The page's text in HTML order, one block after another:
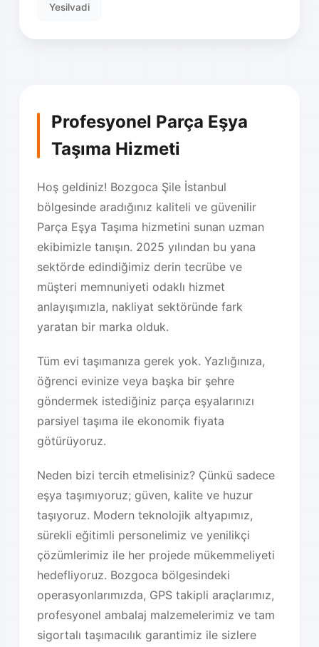
Profesyonel Parça Eşya
Taşıma Hizmeti
Hoş geldiniz! Bozgoca Şile İstanbul
bölgesinde aradığınız kaliteli ve güvenilir
Parça Eşya Taşıma hizmetini sunan uzman
ekibimizle tanışın. 2025 yılından bu yana
sektörde edindiğimiz derin tecrübe ve
müşteri memnuniyeti odaklı hizmet
anlayışımızla, nakliyat sektöründe fark
yaratan bir marka olduk.
Tüm evi taşımanıza gerek yok. Yazlığınıza,
öğrenci evinize veya başka bir şehre
göndermek istediğiniz parça eşyalarınızı
parsiyel taşıma ile ekonomik fiyata
götürüyoruz.
Neden bizi tercih etmelisiniz? Çünkü sadece
eşya taşımıyoruz; güven, kalite ve huzur
taşıyoruz. Modern teknolojik altyapımız,
sürekli eğitimli personelimiz ve yenilikçi
çözümlerimiz ile her projede mükemmeliyeti
hedefliyoruz. Bozgoca bölgesindeki
operasyonlarımızda, GPS takipli araçlarımız,
profesyonel ambalaj malzemelerimiz ve tam
sigortalı taşımacılık garantimiz ile sizlere
Yesilvadi